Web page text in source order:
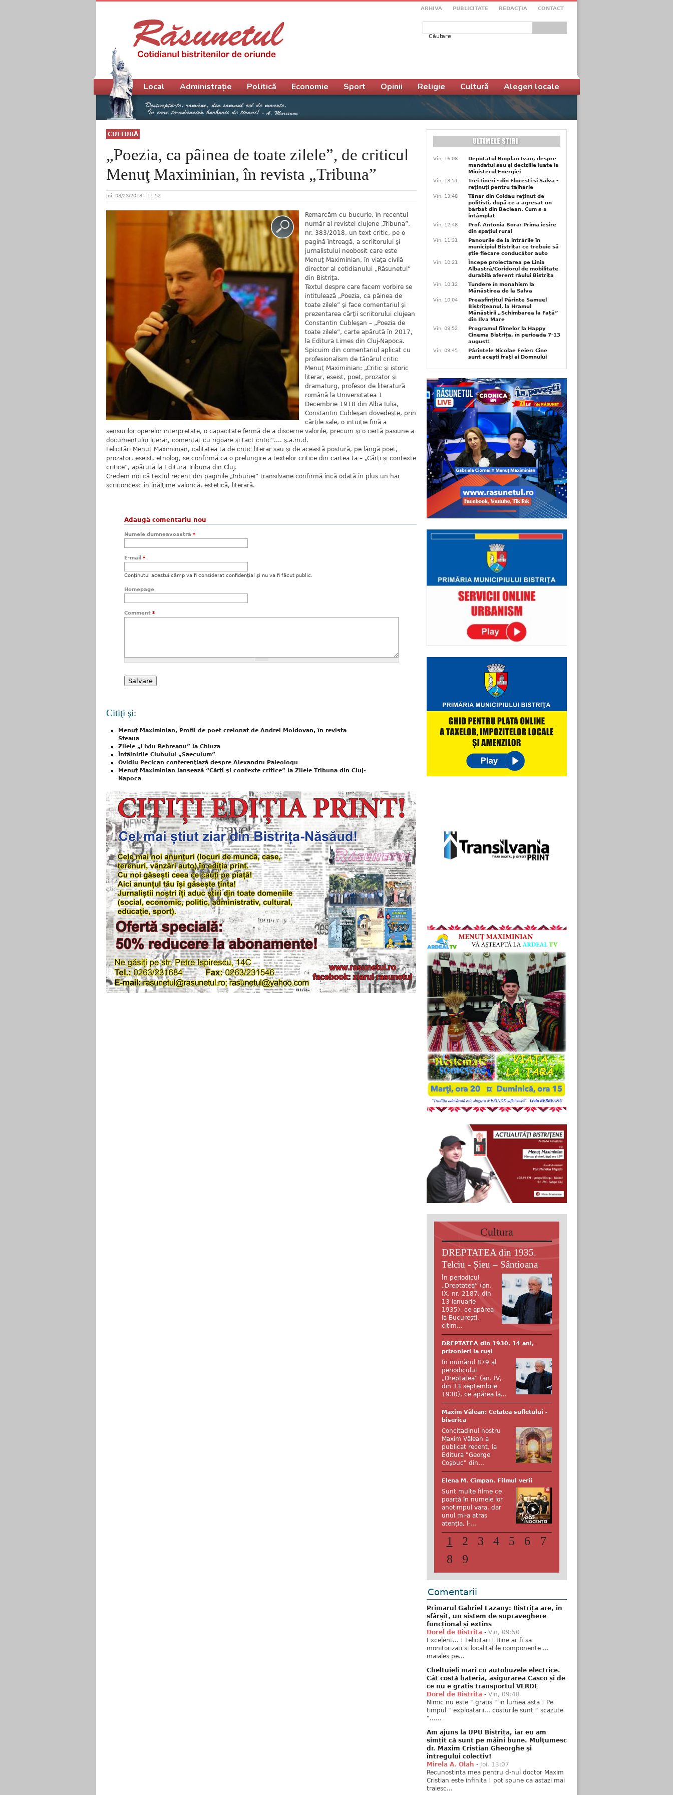
ARHIVA PUBLICITATE REDACŢIA CONTACT
Formular de căutare
CULTURĂ
„Poezia, ca pâinea de toate zilele”, de criticul
Menuţ Maximinian, în revista „Tribuna”
Joi, 08/23/2018 - 11:52
Remarcăm cu bucurie, în recentul
număr al revistei clujene „Tribuna”,
nr. 383/2018, un text critic, pe o
pagină întreagă, a scriitorului şi
jurnalistului neobosit care este
Menuţ Maximinian, în viaţa civilă
director al cotidianului „Răsunetul”
din Bistriţa.
Textul despre care facem vorbire se
intitulează „Poezia, ca pâinea de
toate zilele” şi face comentariul şi
prezentarea cărţii scriitorului clujean
Constantin Cubleşan – „Poezia de
toate zilele”, carte apărută în 2017,
la Editura Limes din Cluj-Napoca.
Spicuim din comentariul aplicat cu
profesionalism de tânărul critic
Menuţ Maximinian: „Critic şi istoric
literar, eseist, poet, prozator şi
dramaturg, profesor de literatură
română la Universitatea 1
Decembrie 1918 din Alba Iulia,
Constantin Cubleşan dovedeşte, prin
cărţile sale, o intuiţie fină a
sensurilor operelor interpretate, o capacitate fermă de a discerne valorile, precum şi o certă pasiune a
documentului literar, comentat cu rigoare şi tact critic”.... ş.a.m.d.
Felicitări Menuţ Maximinian, calitatea ta de critic literar sau şi de această postură, pe lângă poet,
prozator, eseist, etnolog, se confirmă ca o prelungire a textelor critice din cartea ta – „Cărţi şi contexte
critice”, apărută la Editura Tribuna din Cluj.
Credem noi că textul recent din paginile „Tribunei” transilvane confirmă încă odată în plus un har
scriitoricesc în înălţime valorică, estetică, literară.
Adaugă comentariu nou
Numele dumneavoastră *
E-mail *
Conţinutul acestui câmp va fi considerat confidenţial şi nu va fi făcut public.
Homepage
Comment *
Citiţi şi:
Menuţ Maximinian, Profil de poet creionat de Andrei Moldovan, în revista
Steaua
Zilele „Liviu Rebreanu” la Chiuza
Întâlnirile Clubului „Saeculum”
Ovidiu Pecican conferenţiază despre Alexandru Paleologu
Menuţ Maximinian lansează “Cărţi şi contexte critice” la Zilele Tribuna din Cluj-
Napoca
Meniu principal
Local Administrație Politică Economie Sport Opinii Religie Cultură Alegeri locale
Vin, 16:08
Deputatul Bogdan Ivan, despre
mandatul său și deciziile luate la
Ministerul Energiei
Vin, 13:51
Trei tineri - din Florești și Salva -
reținuți pentru tâlhărie
Vin, 13:48
Tânăr din Coldău reținut de
polițiști, după ce a agresat un
bărbat din Beclean. Cum s-a
întâmplat
Vin, 12:48
Prof. Antonia Bora: Prima ieșire
din spațiul rural
Vin, 11:31
Panourile de la intrările în
municipiul Bistrița: ce trebuie să
știe fiecare conducător auto
Vin, 10:21
Începe proiectarea pe Linia
Albastră/Coridorul de mobilitate
durabilă aferent râului Bistrița
Vin, 10:12
Tundere în monahism la
Mănăstirea de la Salva
Vin, 10:04
Preasfințitul Părinte Samuel
Bistrițeanul, la Hramul
Mănăstirii „Schimbarea la Față”
din Ilva Mare
Vin, 09:52
Programul filmelor la Happy
Cinema Bistrița, în perioada 7-13
august!
Vin, 09:45
Părintele Nicolae Feier: Cine
sunt acești frați ai Domnului
Cultura
DREPTATEA din 1935.
Telciu - Șieu – Sântioana
În periodicul
„Dreptatea” (an.
IX, nr. 2187, din
13 ianuarie
1935), ce apărea
la București,
citim...
DREPTATEA din 1930. 14 ani,
prizonieri la ruși
În numărul 879 al
periodicului
„Dreptatea” (an. IV,
din 13 septembrie
1930), ce apărea la...
Maxim Vălean: Cetatea sufletului -
biserica
Concitadinul nostru
Maxim Vălean a
publicat recent, la
Editura "George
Coşbuc" din...
Elena M. Cîmpan. Filmul verii
Sunt multe filme ce
poartă în numele lor
anotimpul vara, dar
unul mi-a atras
atenția, l-...
1 2 3 4 5 6
7
8
9
Comentarii
Primarul Gabriel Lazany: Bistrița are, în
sfârșit, un sistem de supraveghere
funcțional și extins
Dorel de Bistrita - Vin, 09:50
Excelent... ! Felicitari ! Bine ar fi sa
monitorizati si localitatile componente ...
maiales pe...
Cheltuieli mari cu autobuzele electrice.
Cât costă bateria, asigurarea Casco și de
ce nu e gratis transportul VERDE
Dorel de Bistrita - Vin, 09:48
Nimic nu este " gratis " in lumea asta ! Pe
timpul " exploatarii... costurile sunt " scazute
"......
Am ajuns la UPU Bistrița, iar eu am
simțit că sunt pe mâini bune. Mulţumesc
dr. Maxim Cristian Gheorghe şi
întregului colectiv!
Mirela A. Olah - Joi, 13:07
Recunostinta mea pentru d-nul doctor Maxim
Cristian este infinita ! pot spune ca astazi mai
traiesc...